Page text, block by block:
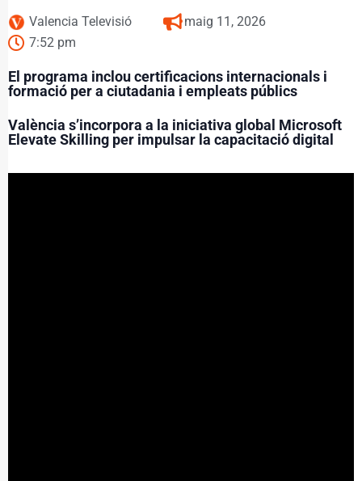
Valencia Televisió
maig 11, 2026
7:52 pm
El programa inclou certificacions internacionals i
formació per a ciutadania i empleats públics
València s’incorpora a la iniciativa global Microsoft
Elevate Skilling per impulsar la capacitació digital